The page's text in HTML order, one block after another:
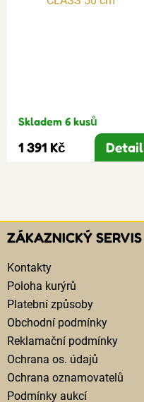
Skladem 6 kusů
1 391 Kč Detail
ZÁKAZNICKÝ SERVIS
Kontakty
Poloha kurýrů
Platební způsoby
Obchodní podmínky
Reklamační podmínky
Ochrana os. údajů
Ochrana oznamovatelů
Podmínky aukcí